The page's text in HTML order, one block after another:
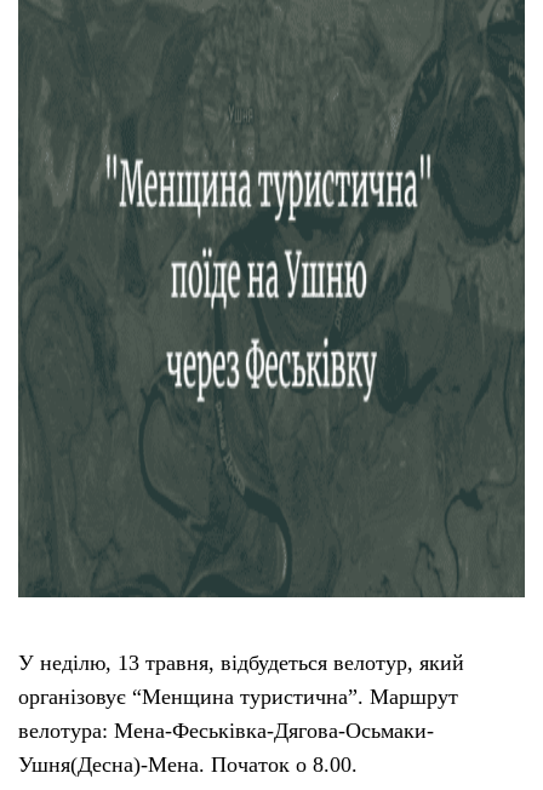
У неділю, 13 травня, відбудеться велотур, який
організовує “Менщина туристична”. Маршрут
велотура: Мена-Феськівка-Дягова-Осьмаки-
Ушня(Десна)-Мена. Початок о 8.00.